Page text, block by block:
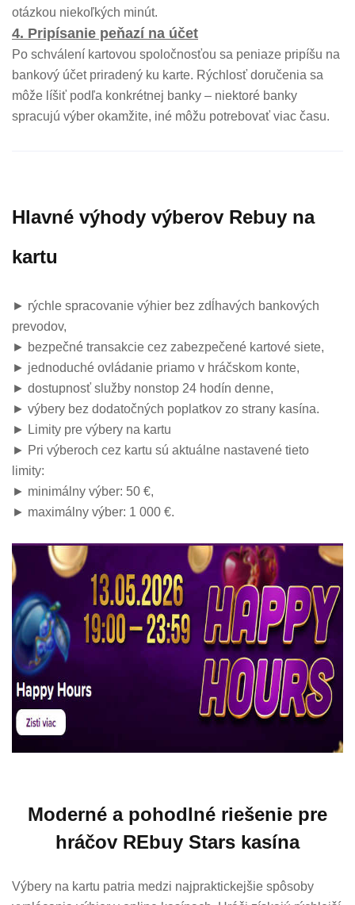
otázkou niekoľkých minút.
4. Pripísanie peňazí na účet
Po schválení kartovou spoločnosťou sa peniaze pripíšu na
bankový účet priradený ku karte. Rýchlosť doručenia sa
môže líšiť podľa konkrétnej banky – niektoré banky
spracujú výber okamžite, iné môžu potrebovať viac času.
Hlavné výhody výberov Rebuy na
kartu
► rýchle spracovanie výhier bez zdĺhavých bankových
prevodov,
► bezpečné transakcie cez zabezpečené kartové siete,
► jednoduché ovládanie priamo v hráčskom konte,
► dostupnosť služby nonstop 24 hodín denne,
► výbery bez dodatočných poplatkov zo strany kasína.
► Limity pre výbery na kartu
► Pri výberoch cez kartu sú aktuálne nastavené tieto
limity:
► minimálny výber: 50 €,
► maximálny výber: 1 000 €.
Moderné a pohodlné riešenie pre
hráčov REbuy Stars kasína
Výbery na kartu patria medzi najpraktickejšie spôsoby